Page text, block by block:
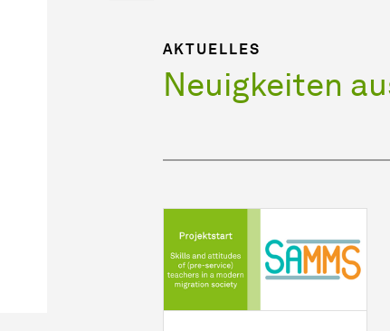
AKTUELLES
Neuigkeiten